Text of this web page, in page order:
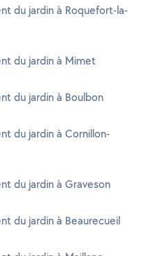
du jardin à Roquefort-la-
du jardin à Mimet
du jardin à Boulbon
du jardin à Cornillon-
du jardin à Graveson
du jardin à Beaurecueil